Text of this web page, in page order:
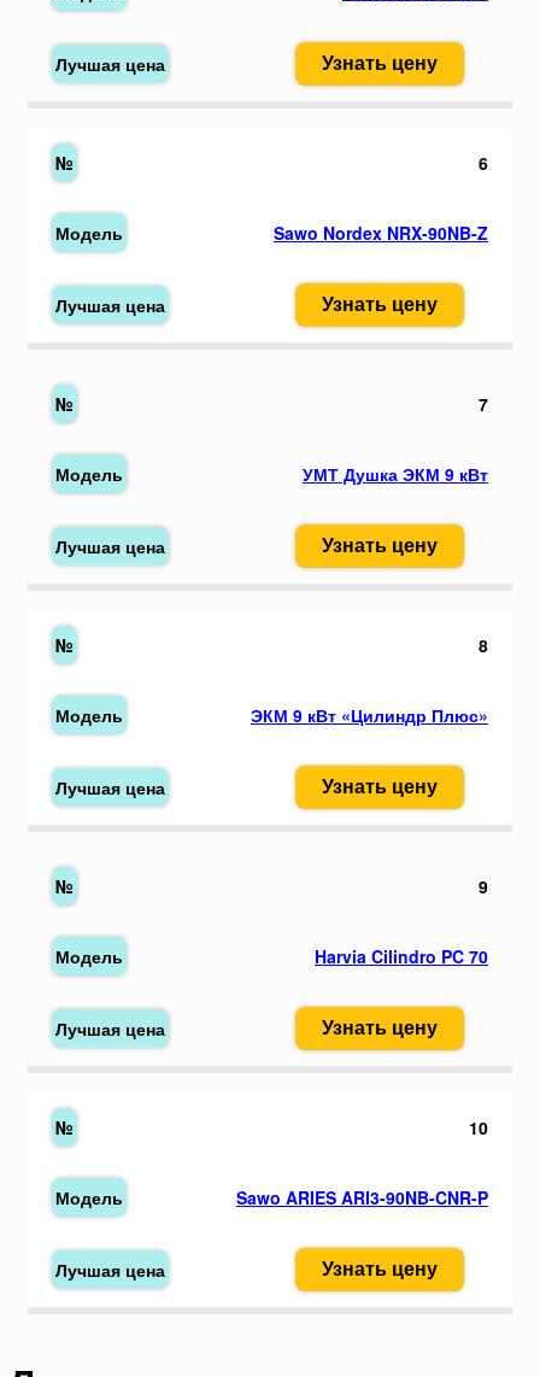
Узнать цену
6
Sawo Nordex NRX-90NB-Z
Узнать цену
7
УМТ Душка ЭКМ 9 кВт
Узнать цену
8
ЭКМ 9 кВт «Цилиндр Плюс»
Узнать цену
9
Harvia Cilindro PC 70
Узнать цену
10
Sawo ARIES ARI3-90NB-CNR-P
Узнать цену